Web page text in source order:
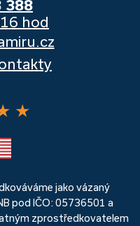
388
hod
★
jako vázaný
pod IČO: 05736501 a
zprostředkovatelem